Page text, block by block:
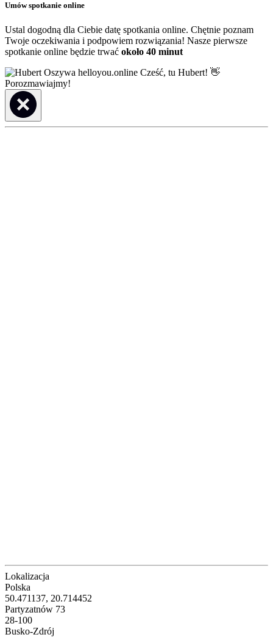
Umów spotkanie online
Ustal dogodną dla Ciebie datę spotkania online. Chętnie poznam
Twoje oczekiwania i podpowiem rozwiązania! Nasze pierwsze
spotkanie online będzie trwać około 40 minut
Cześć, tu Hubert! 👋
Porozmawiajmy!
Lokalizacja
Polska
50.471137, 20.714452
Partyzatnów 73
28-100
Busko-Zdrój